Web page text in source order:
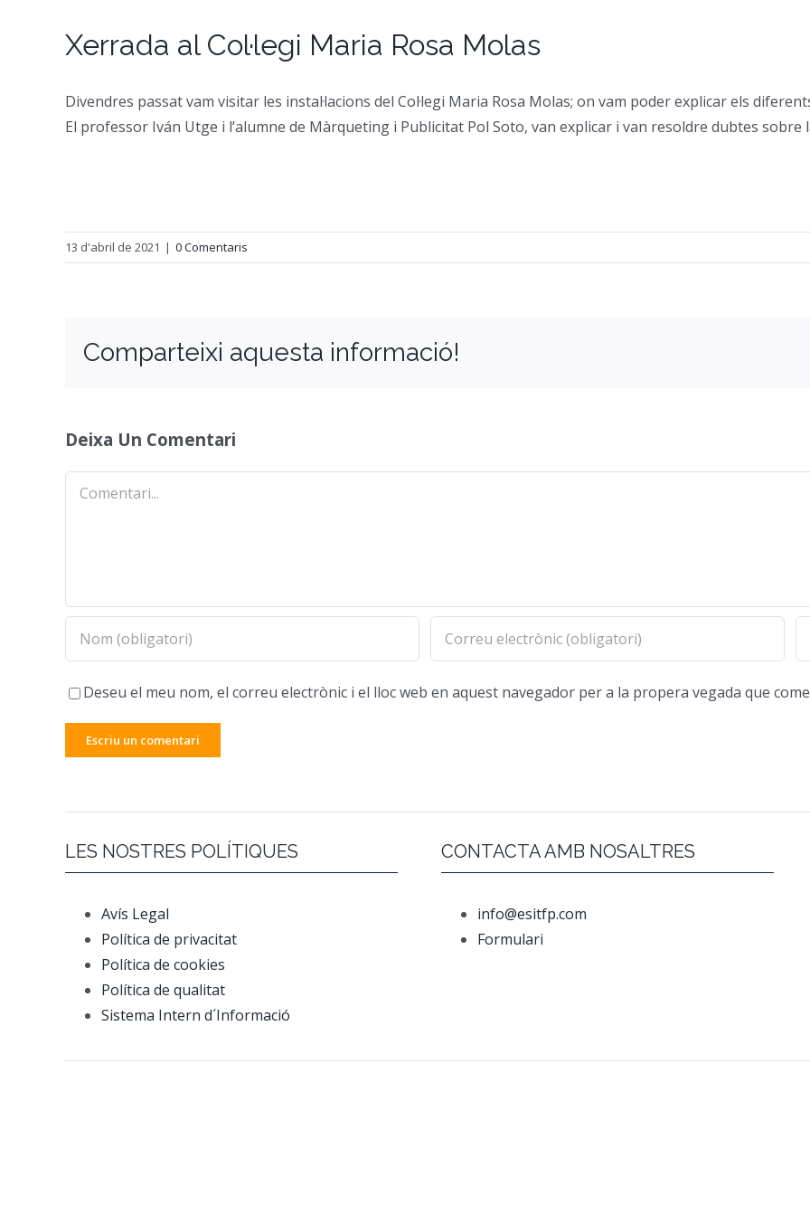
Xerrada al Col·legi Maria Rosa Molas
Divendres passat vam visitar les instal·lacions del Col·legi Maria Rosa Molas; on vam poder explicar els
El professor Iván Utge i l’alumne de Màrqueting i Publicitat Pol Soto, van explicar i van resoldre dubtes
13 d'abril de 2021 | 0 Comentaris
Comparteixi aquesta informació!
Deixa Un Comentari
Comentari
Deseu el meu nom, el correu electrònic i el lloc web en aquest navegador per a la propera vegada que
LES NOSTRES POLÍTIQUES
Avís Legal
Política de privacitat
Política de cookies
Política de qualitat
Sistema Intern d´Informació
CONTACTA AMB NOSALTRES
info@esitfp.com
Formulari